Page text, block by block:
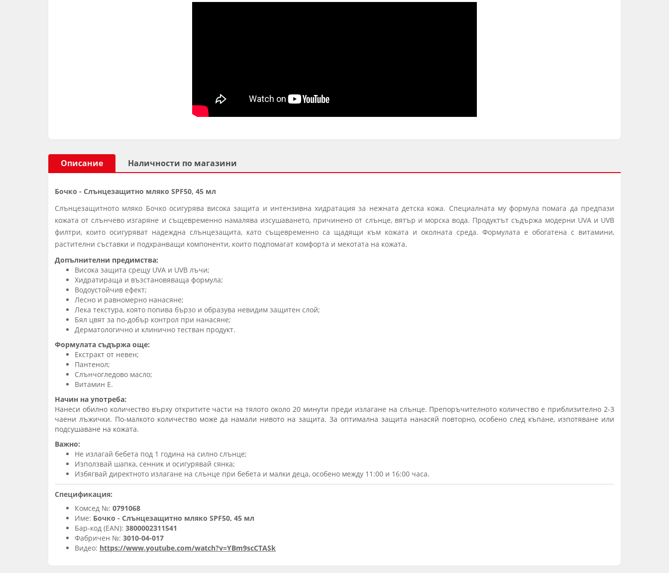
Описание Наличности по магазини
Бочко - Слънцезащитно мляко SPF50, 45 мл
Слънцезащитното мляко Бочко осигурява висока защита и интензивна хидратация за нежната детска кожа. Специалната му формула помага да предпази
кожата от слънчево изгаряне и същевременно намалява изсушаването, причинено от слънце, вятър и морска вода. Продуктът съдържа модерни UVA и UVB
филтри, които осигуряват надеждна слънцезащита, като същевременно са щадящи към кожата и околната среда. Формулата е обогатена с витамини,
растителни съставки и подхранващи компоненти, които подпомагат комфорта и мекотата на кожата.
Допълнителни предимства:
Висока защита срещу UVA и UVB лъчи;
Хидратираща и възстановяваща формула;
Водоустойчив ефект;
Лесно и равномерно нанасяне;
Лека текстура, която попива бързо и образува невидим защитен слой;
Бял цвят за по-добър контрол при нанасяне;
Дерматологично и клинично тестван продукт.
Формулата съдържа още:
Екстракт от невен;
Пантенол;
Слънчогледово масло;
Витамин Е.
Начин на употреба:
Нанеси обилно количество върху откритите части на тялото около 20 минути преди излагане на слънце. Препоръчителното количество е приблизително 2-3
чаени лъжички. По-малкото количество може да намали нивото на защита. За оптимална защита нанасяй повторно, особено след къпане, изпотяване или
подсушаване на кожата.
Важно:
Не излагай бебета под 1 година на силно слънце;
Използвай шапка, сенник и осигурявай сянка;
Избягвай директното излагане на слънце при бебета и малки деца, особено между 11:00 и 16:00 часа.
Спецификация:
Комсед №: 0791068
Име: Бочко - Слънцезащитно мляко SPF50, 45 мл
Бар-код (EAN): 3800002311541
Фабричен №: 3010-04-017
Видео: https://www.youtube.com/watch?v=YBm9scCTASk